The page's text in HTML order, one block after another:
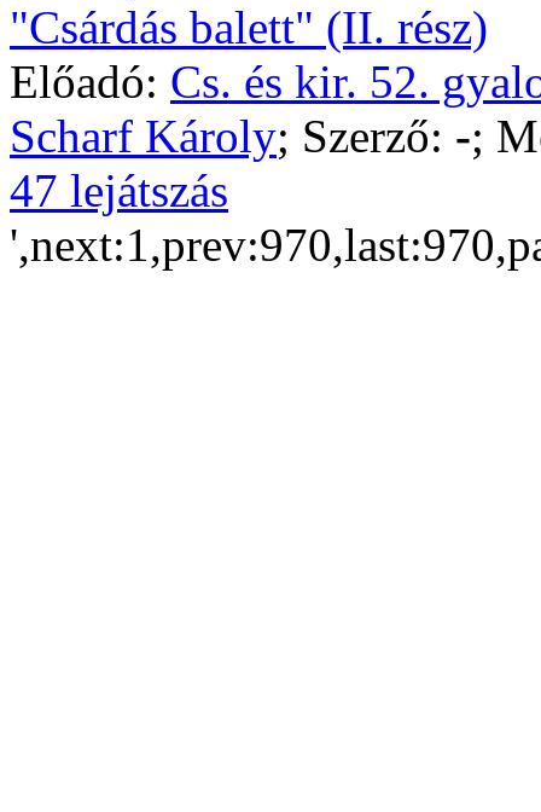
"Csárdás balett" (II. rész)
Előadó: Cs. és kir. 52.
Scharf Károly; Szerző: -;
47 lejátszás